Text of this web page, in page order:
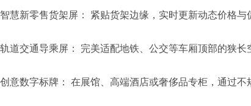
智慧新零售货架屏： 紧贴货架边缘，实时更新动态价格与
轨道交通导乘屏： 完美适配地铁、公交等车厢顶部的狭长
创意数字标牌： 在展馆、高端酒店或奢侈品专柜，通过不